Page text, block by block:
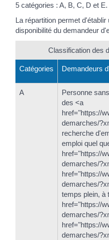
5 catégories : A, B, C, D et E.
La répartition permet
disponibilité du demandeur
Classification des
Catégories Demandeurs
A
Personne
des <a
href="https://
demarches/
recherche
emploi quel
href="https://
demarches/
href="https://
demarches/
temps plein, à
href="https://
demarches/
href="https://
demarches/